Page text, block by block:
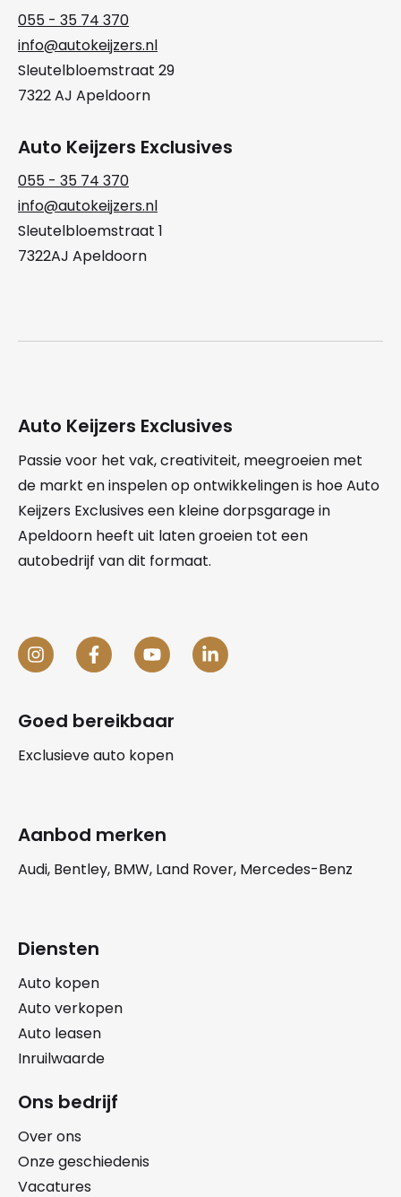
055 - 35 74 370
info@autokeijzers.nl
Sleutelbloemstraat 29
7322 AJ Apeldoorn
Auto Keijzers Exclusives
055 - 35 74 370
info@autokeijzers.nl
Sleutelbloemstraat 1
7322AJ Apeldoorn
Auto Keijzers Exclusives
Passie voor het vak, creativiteit, meegroeien met
de markt en inspelen op ontwikkelingen is hoe Auto
Keijzers Exclusives een kleine dorpsgarage in
Apeldoorn heeft uit laten groeien tot een
autobedrijf van dit formaat.
Goed bereikbaar
Exclusieve auto kopen
Aanbod merken
Audi, Bentley, BMW, Land Rover, Mercedes-Benz
Diensten
Auto kopen
Auto verkopen
Auto leasen
Inruilwaarde
Ons bedrijf
Over ons
Onze geschiedenis
Vacatures